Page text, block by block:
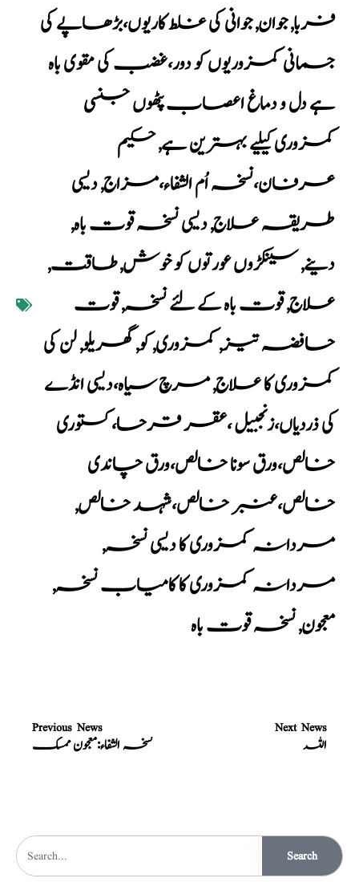
فربا,جوان,جوانی کی غلط کاریوں،بڑھاپے کی
جسمانی کمزوریوں کو دور،غضب کی مقوی باہ
ہے دل و دماغ اعصاب پٹھوں جنسی
کمزوری کیلیے بہترین ہے,حکیم
عرفان،نسخہ اُم الشفاء،مزاج,دیسی
طریقہ علاج,دیسی نسخہ قوت باہ,
دینے,سینکڑوں عورتوں کو خوش,طاقت,
علاج,قوت باہ کے لئے نسخہ,قوت
حافضہ تیز, کمزوری,کو,گھریلو,لن کی
کمزوری کا علاج,مرچ سیاہ،دیسی انڈے
کی ذردیاں،زنجبیل ،عقر قرحا،کستوری
خالص،ورق سونا خالص،ورق چاندی
خالص،عنبر خالص،شہد خالص,
مردانہ کمزوری کا دیسی نسخہ,
مردانہ کمزوری کا کامیاب نسخہ,
معجون,نسخہ قوت باہ
Previous News
نسخہ الشفاء:معجون ممسک
Next News
اللہ
Search